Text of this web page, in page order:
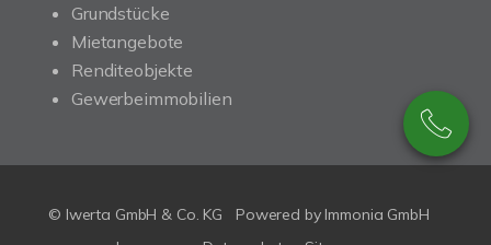
Grundstücke
Mietangebote
Renditeobjekte
Gewerbeimmobilien
© Iwerta GmbH & Co. KG Powered by Immonia GmbH